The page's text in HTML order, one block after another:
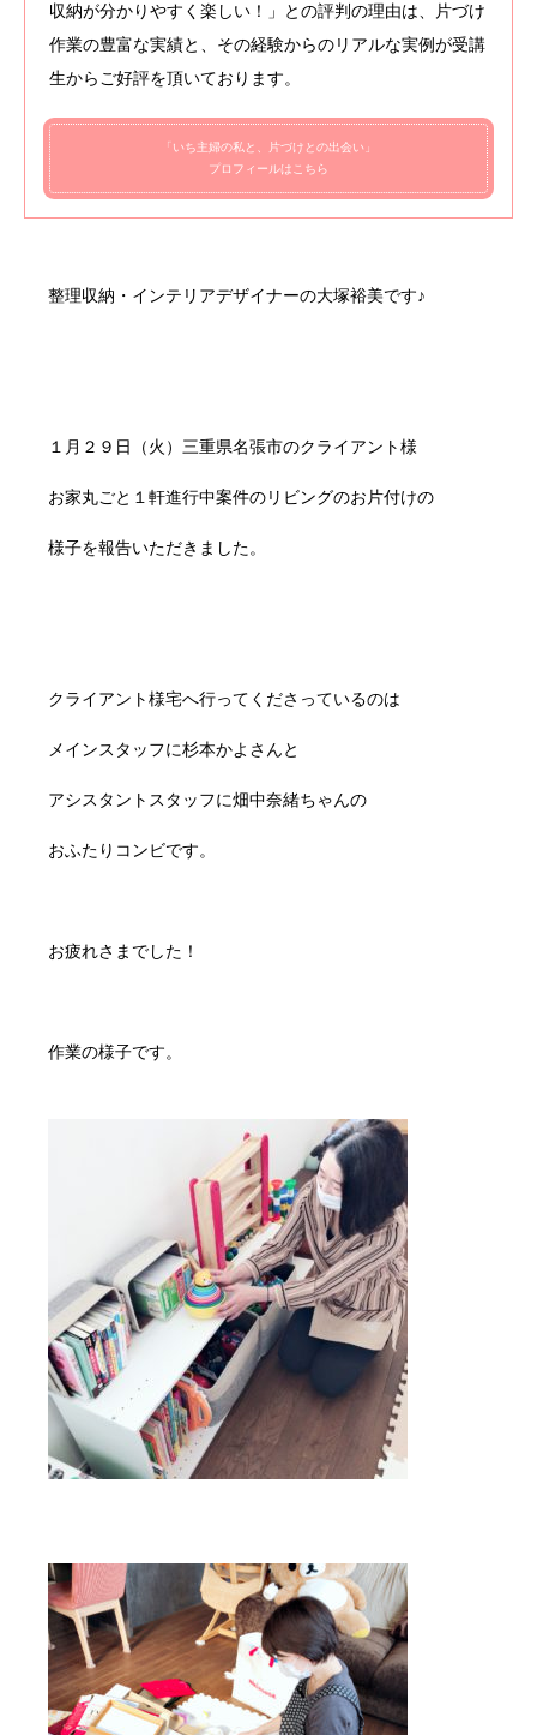
収納が分かりやすく楽しい！」との評判の理由は、片づけ
作業の豊富な実績と、その経験からのリアルな実例が受講
生からご好評を頂いております。
「いち主婦の私と、片づけとの出会い」
プロフィールはこちら
整理収納・インテリアデザイナーの大塚裕美です♪
１月２９日（火）三重県名張市のクライアント様
お家丸ごと１軒進行中案件のリビングのお片付けの
様子を報告いただきました。
クライアント様宅へ行ってくださっているのは
メインスタッフに杉本かよさんと
アシスタントスタッフに畑中奈緒ちゃんの
おふたりコンビです。
お疲れさまでした！
作業の様子です。